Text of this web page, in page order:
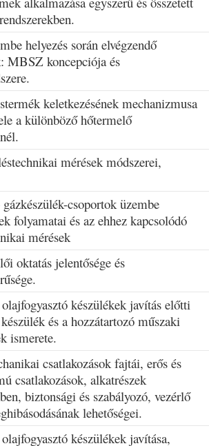
helyezés során elvégzendő
MBSZ koncepciója és
keletkezésének mechanizmusa
a különböző hőtermelő
mérések módszerei,
csoportok üzembe
folyamatai és az ehhez kapcsolódó
mérések
oktatás jelentősége és
készülékek javítás előtti
és a hozzátartozó műszaki
ismerete.
csatlakozások fajtái, erős és
csatlakozások, alkatrészek
biztonsági és szabályozó, vezérlő
lehetőségei.
készülékek javítása,